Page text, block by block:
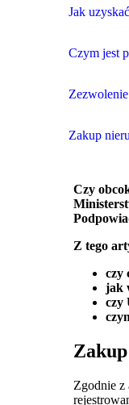
Jak
Czym jest
Zakup
Czy
Z tego
czy
jak
czy
Zgodnie z